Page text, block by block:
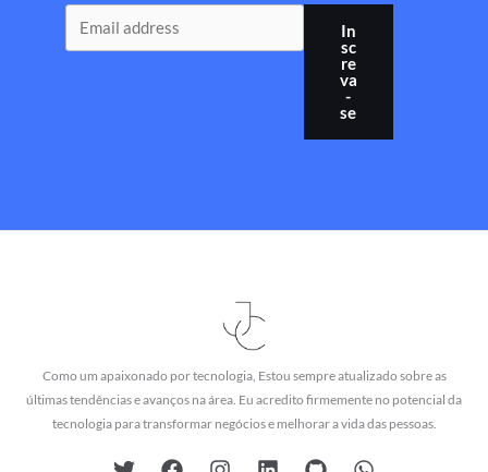
In
sc
re
va
-
se
Como um apaixonado por tecnologia, Estou sempre atualizado sobre as
últimas tendências e avanços na área. Eu acredito firmemente no potencial da
tecnologia para transformar negócios e melhorar a vida das pessoas.